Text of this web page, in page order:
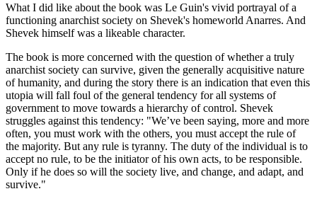
What I did like about the book was Le Guin's vivid portrayal of a
functioning anarchist society on Shevek's homeworld Anarres. And
Shevek himself was a likeable character.
The book is more concerned with the question of whether a truly
anarchist society can survive, given the generally acquisitive nature
of humanity, and during the story there is an indication that even this
utopia will fall foul of the general tendency for all systems of
government to move towards a hierarchy of control. Shevek
struggles against this tendency: "We’ve been saying, more and more
often, you must work with the others, you must accept the rule of
the majority. But any rule is tyranny. The duty of the individual is to
accept no rule, to be the initiator of his own acts, to be responsible.
Only if he does so will the society live, and change, and adapt, and
survive."